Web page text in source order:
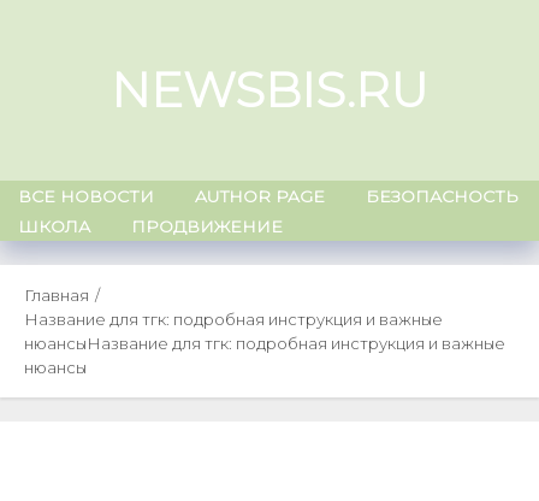
NEWSBIS.RU
ВСЕ НОВОСТИ AUTHOR PAGE
БЕЗОПАСНОСТЬ
ШКОЛА
ПРОДВИЖЕНИЕ
Главная
Название для тгк: подробная инструкция и важные
нюансыНазвание для тгк: подробная инструкция и важные
нюансы